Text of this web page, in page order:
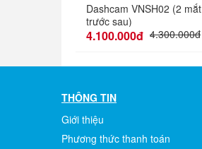
Dashcam VNSH02 (2 mắt
trước sau)
4.100.000đ 4.300.000đ
THÔNG TIN
Giới thiệu
Phương thức thanh toán